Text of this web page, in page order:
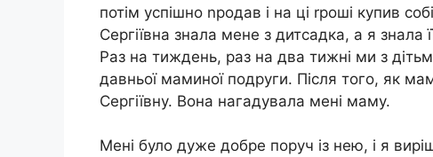
потім успішно nродав і на ці rроші купив
Сергіївна знала мене з дитсадка, а я
Раз на тиждень, раз на два тижні ми з
давньої маминої подруги. Після того, як
Сергіївну. Вона нагадувала мені маму.
Мені було дуже добре поруч із нею, і я